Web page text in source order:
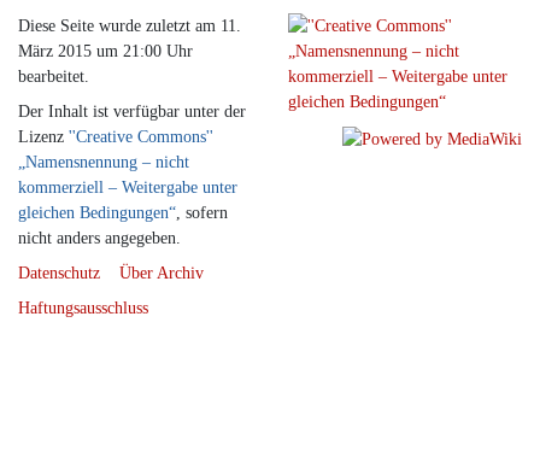
Diese Seite wurde zuletzt am 11.
März 2015 um 21:00 Uhr
bearbeitet.
Der Inhalt ist verfügbar unter der
Lizenz ''Creative Commons''
„Namensnennung – nicht
kommerziell – Weitergabe unter
gleichen Bedingungen“, sofern
nicht anders angegeben.
Datenschutz
Über Archiv
Haftungsausschluss